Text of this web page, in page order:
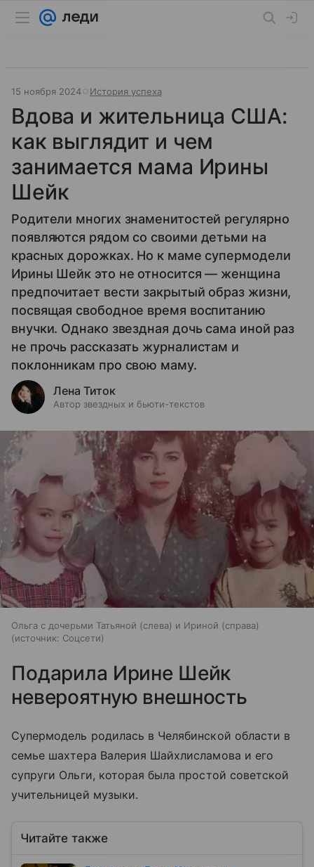
15 ноября 2024 История успеха
Вдова и жительница США:
как выглядит и чем
занимается мама Ирины
Шейк
Родители многих знаменитостей регулярно
появляются рядом со своими детьми на
красных дорожках. Но к маме супермодели
Ирины Шейк это не относится — женщина
предпочитает вести закрытый образ жизни,
посвящая свободное время воспитанию
внучки. Однако звездная дочь сама иной раз
не прочь рассказать журналистам и
поклонникам про свою маму.
Лена Титок
Автор звездных и бьюти-текстов
Ольга с дочерьми Татьяной (слева) и Ириной (справа)
источник: Соцсети
Подарила Ирине Шейк
невероятную внешность
Супермодель родилась в Челябинской области в
семье шахтера Валерия Шайхлисламова и его
супруги Ольги, которая была простой советской
учительницей музыки.
Читайте также